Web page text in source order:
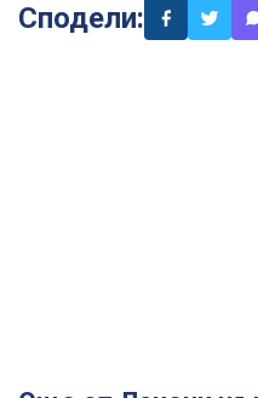
Сподели: